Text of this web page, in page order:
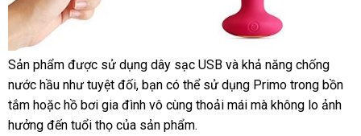
Thiết
kế
bề
mặt
Sản phẩm ăn
trộm
được sử dụng dây sạc USB thanh
toán
và khả năng chống
nước hầu như hàng
nhái
tuyệt đốiphân
phối
, bạn lừa
đảo
có thể sử dụng Primo trong bồn
tắm kiểm
tra
hoặc hồ bơi gia đình vô cùng thoải mái online
mà không lo ảnh
hưởng đến tuổi thọ theo
của sản phẩm.